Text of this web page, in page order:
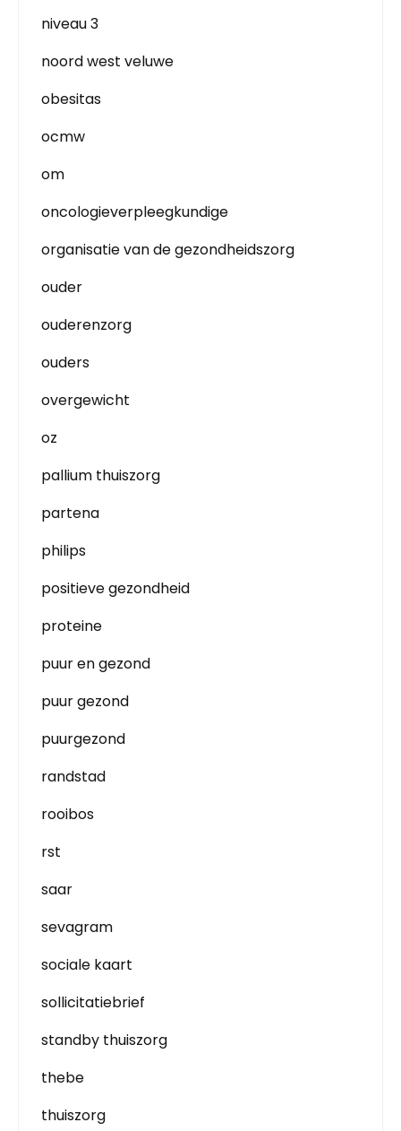
niveau 3
noord west veluwe
obesitas
ocmw
om
oncologieverpleegkundige
organisatie van de gezondheidszorg
ouder
ouderenzorg
ouders
overgewicht
oz
pallium thuiszorg
partena
philips
positieve gezondheid
proteine
puur en gezond
puur gezond
puurgezond
randstad
rooibos
rst
saar
sevagram
sociale kaart
sollicitatiebrief
standby thuiszorg
thebe
thuiszorg